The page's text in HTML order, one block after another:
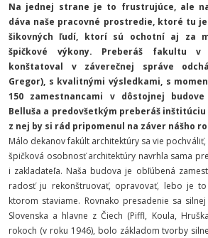
Na jednej strane je to frustrujúce, ale
dáva naše pracovné prostredie, ktoré tu
šikovných ľudí, ktorí sú ochotní aj za
špičkové výkony. Preberáš fakultu
konštatoval v záverečnej správe
Gregor), s kvalitnými výsledkami, s
150 zamestnancami v dôstojnej
Belluša a predovšetkým preberáš
z nej by si rád pripomenul na záver nášho
Málo dekanov fakúlt architektúry sa vie
špičková osobnosť architektúry navrhla sama
i zakladateľa. Naša budova je obľúbená
radosť ju rekonštruovať, opravovať, lebo je
ktorom staviame. Rovnako presadenie sa
Slovenska a hlavne z Čiech (Piffl, Koula,
rokoch (v roku 1946), bolo základom tvorby